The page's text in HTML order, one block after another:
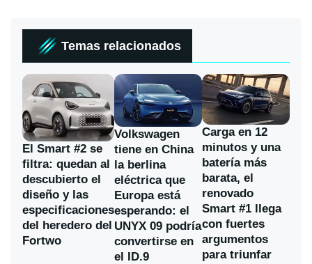
Temas relacionados
El Smart #2 se
filtra: quedan al
descubierto el
diseño y las
especificaciones
del heredero del
Fortwo
Volkswagen
tiene en China
la berlina
eléctrica que
Europa está
esperando: el
UNYX 09 podría
convertirse en
el ID.9
Carga en 12
minutos y una
batería más
barata, el
renovado
Smart #1 llega
con fuertes
argumentos
para triunfar